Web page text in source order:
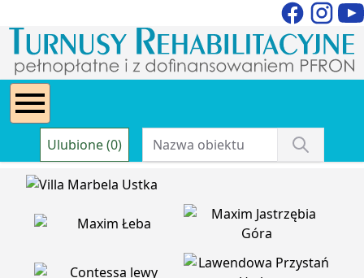
Ulubione (0)